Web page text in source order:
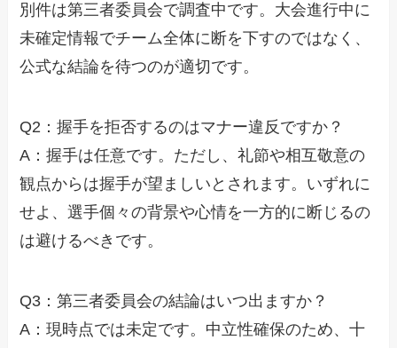
別件は第三者委員会で調査中です。大会進行中に
未確定情報でチーム全体に断を下すのではなく、
公式な結論を待つのが適切です。
Q2：握手を拒否するのはマナー違反ですか？
A：握手は任意です。ただし、礼節や相互敬意の
観点からは握手が望ましいとされます。いずれに
せよ、選手個々の背景や心情を一方的に断じるの
は避けるべきです。
Q3：第三者委員会の結論はいつ出ますか？
A：現時点では未定です。中立性確保のため、十